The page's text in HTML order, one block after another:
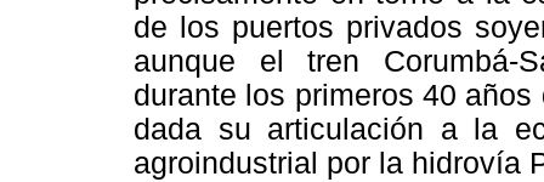
de los puertos privados
aunque el tren Corumbá-
durante los primeros 40
dada su articulación a la
agroindustrial por la hidrovía